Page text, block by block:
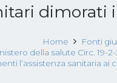
dimorati
Home
Fonti
della salute Circ. 19-
l’assistenza sanitaria ai